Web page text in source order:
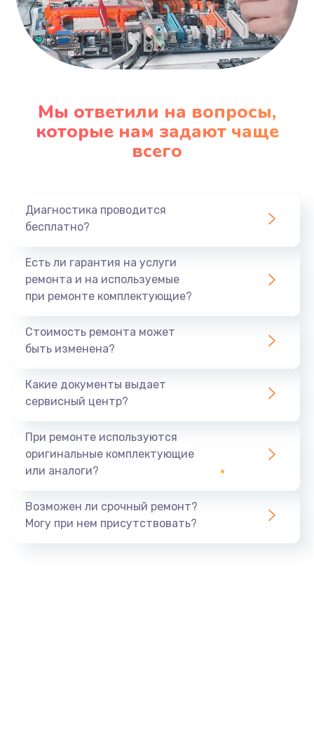
Мы ответили на вопросы,
которые нам задают чаще
всего
Диагностика проводится
бесплатно?
Есть ли гарантия на услуги
ремонта и на используемые
при ремонте комплектующие?
Стоимость ремонта может
быть изменена?
Какие документы выдает
сервисный центр?
При ремонте используются
оригинальные комплектующие
или аналоги?
Возможен ли срочный ремонт?
Могу при нем присутствовать?